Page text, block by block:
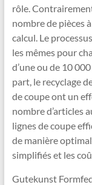
rôle.
nombre de pièces
calcul. Le
les mêmes pour
d’une ou de 10
part, le recyclage
de coupe ont un
nombre d’articles
lignes de coupe
de manière
simplifiés et les
Gutekunst